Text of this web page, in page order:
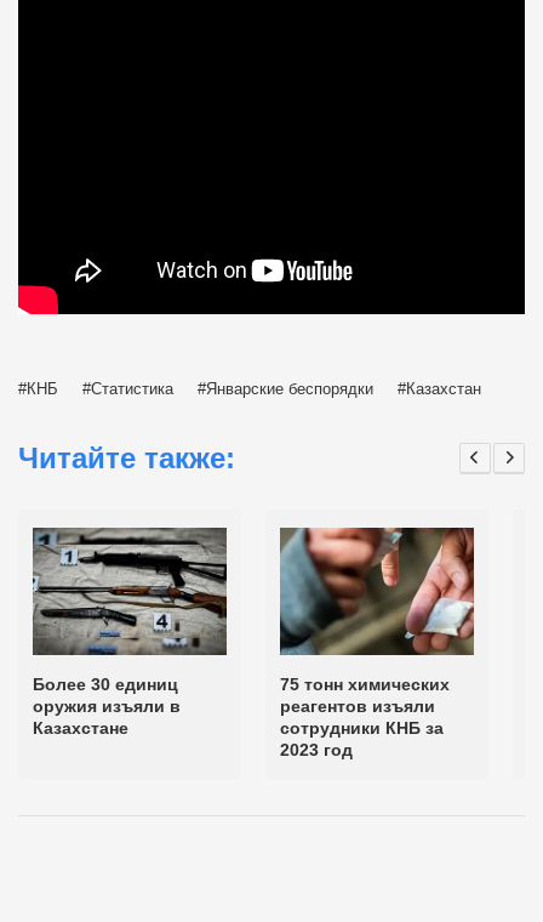
КНБ Статистика Январские беспорядки Казахстан
Читайте также:
Более 30 единиц
оружия изъяли в
Казахстане
75 тонн химических
реагентов изъяли
сотрудники КНБ за
2023 год